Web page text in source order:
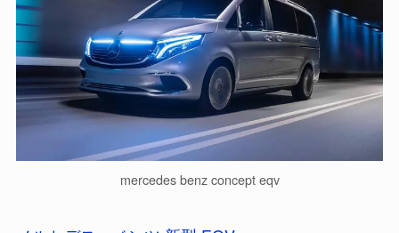
mercedes benz concept eqv